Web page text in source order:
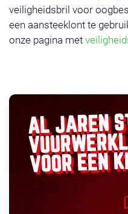
veiligheidsbril voor
een aansteeklont te
onze pagina met
AL JAREN
VOOR EEN